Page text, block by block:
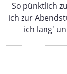
So pünktlich
ich zur
ich lang'